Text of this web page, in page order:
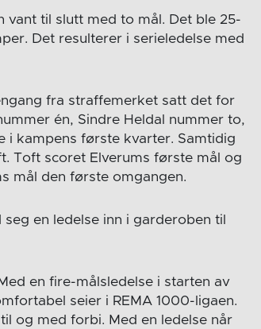
vant til slutt med to mål. Det ble 25-
Det resulterer i serieledelse med
fra straffemerket satt det for
én, Sindre Heldal nummer to,
i kampens første kvarter. Samtidig
Toft scoret Elverums første mål og
mål den første omgangen.
en ledelse inn i garderoben til
en fire-målsledelse i starten av
seier i REMA 1000-ligaen.
og med forbi. Med en ledelse når